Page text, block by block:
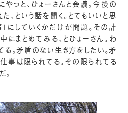
っと、ひょーさんと会議。今後の
、という話を聞く。とてもいいと思
」にしていくかだけが問題。その計
まとめてみる、とひょーさん。わ
る。矛盾のない生き方をしたい。矛
事は限られてる。その限られてる
。